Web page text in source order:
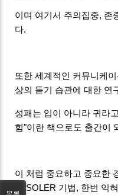
이며 여기서 주의집중, 존
다.
또한 세계적인 커뮤니케
상의 듣기 습관에 대한 연
성패는 입이 아니라 귀라
힘"이란 책으로도 출간이
이 처럼 중요하고 중요한
은 SOLER 기법, 한번 익